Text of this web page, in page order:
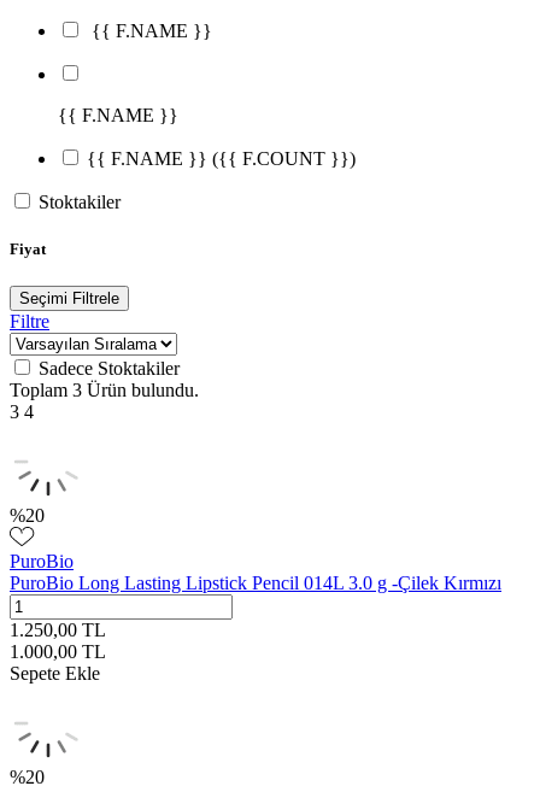
{{ F.NAME }}
{{ F.NAME }}
{{ F.NAME }} ({{ F.COUNT }})
Stoktakiler
Fiyat
Seçimi Filtrele
Filtre
Sadece Stoktakiler
Toplam 3 Ürün bulundu.
3 4
%20
PuroBio
PuroBio Long Lasting Lipstick Pencil 014L 3.0 g -Çilek Kırmızı
1.250,00 TL
1.000,00 TL
Sepete Ekle
%20